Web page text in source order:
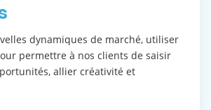
dynamiques de marché, utiliser
permettre à nos clients de saisir
allier créativité et